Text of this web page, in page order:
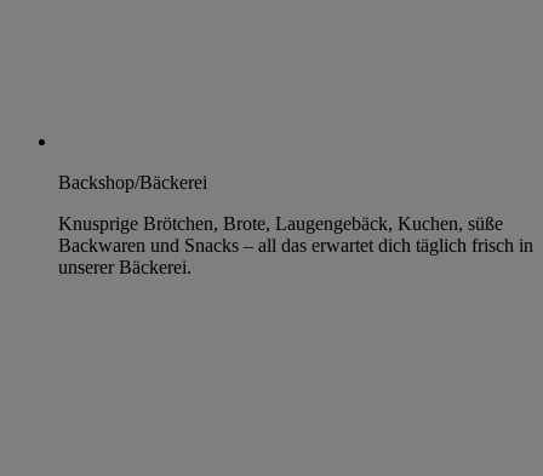
Backshop/Bäckerei
Knusprige Brötchen, Brote, Laugengebäck, Kuchen, süße
Backwaren und Snacks – all das erwartet dich täglich frisch in
unserer Bäckerei.